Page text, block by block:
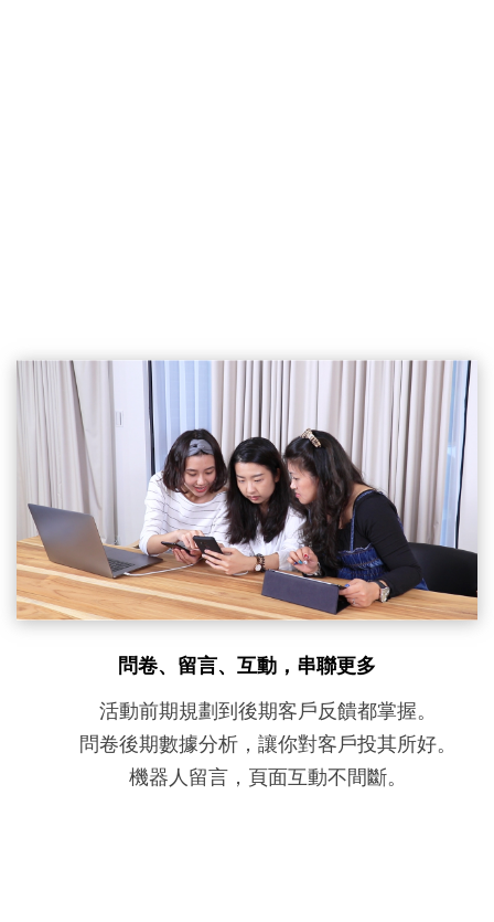
問卷、留言、互動，串聯更多
活動前期規劃到後期客戶反饋都掌握。
問卷後期數據分析，讓你對客戶投其所好。
機器人留言，頁面互動不間斷。